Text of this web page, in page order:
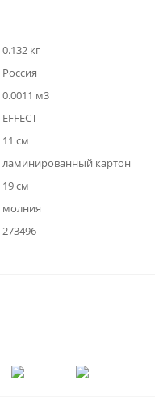
0.132 кг
Россия
0.0011 м3
EFFECT
11 см
ламинированный картон
19 см
молния
273496